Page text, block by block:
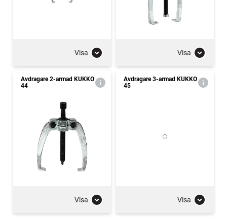
Visa Visa
Avdragare 2-armad KUKKO
44
Visa
Avdragare 3-armad KUKKO
45
Visa